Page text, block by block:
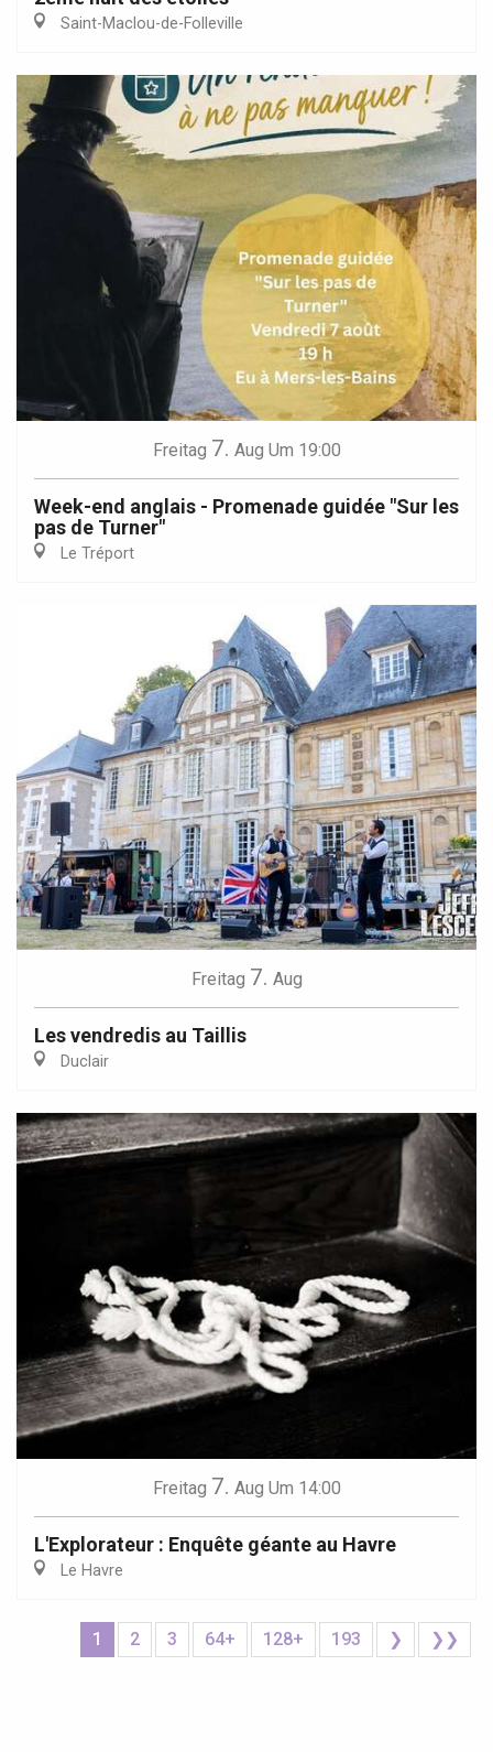
Saint-Maclou-de-Folleville
Freitag 7. Aug Um 19:00
Week-end anglais - Promenade guidée "Sur les
pas de Turner"
Le Tréport
Freitag 7. Aug
Les vendredis au Taillis
Duclair
Freitag 7. Aug Um 14:00
L'Explorateur : Enquête géante au Havre
Le Havre
1 2 3 64+ 128+ 193 ❯ ❯❯